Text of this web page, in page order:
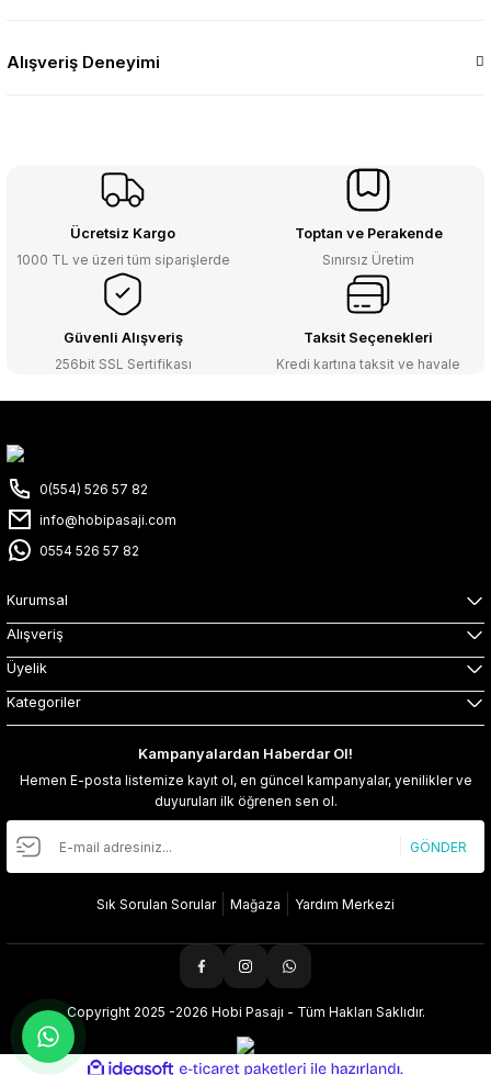
Alışveriş Deneyimi
Ücretsiz Kargo
1000 TL ve üzeri tüm siparişlerde
Toptan ve Perakende
Sınırsız Üretim
Güvenli Alışveriş
256bit SSL Sertifikası
Taksit Seçenekleri
Kredi kartına taksit ve havale
0(554) 526 57 82
info@hobipasaji.com
0554 526 57 82
Kurumsal
Alışveriş
Üyelik
Kategoriler
Kampanyalardan Haberdar Ol!
Hemen E-posta listemize kayıt ol, en güncel kampanyalar, yenilikler ve
duyuruları ilk öğrenen sen ol.
GÖNDER
Sık Sorulan Sorular Mağaza Yardım Merkezi
Copyright 2025 -2026 Hobi Pasajı - Tüm Hakları Saklıdır.
ideasoft e-